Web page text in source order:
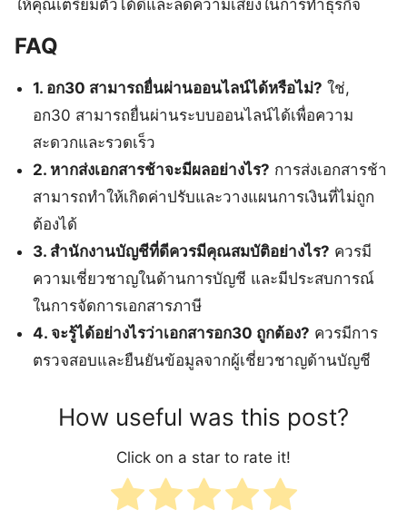
ให้คุณเตรียมตัวได้ดีและลดความเสี่ยงในการทำธุรกิจ
FAQ
1. อก30 สามารถยื่นผ่านออนไลน์ได้หรือไม่? ใช่,
อก30 สามารถยื่นผ่านระบบออนไลน์ได้เพื่อความ
สะดวกและรวดเร็ว
2. หากส่งเอกสารช้าจะมีผลอย่างไร? การส่งเอกสารช้า
สามารถทำให้เกิดค่าปรับและวางแผนการเงินที่ไม่ถูก
ต้องได้
3. สำนักงานบัญชีที่ดีควรมีคุณสมบัติอย่างไร? ควรมี
ความเชี่ยวชาญในด้านการบัญชี และมีประสบการณ์
ในการจัดการเอกสารภาษี
4. จะรู้ได้อย่างไรว่าเอกสารอก30 ถูกต้อง? ควรมีการ
ตรวจสอบและยืนยันข้อมูลจากผู้เชี่ยวชาญด้านบัญชี
How useful was this post?
Click on a star to rate it!